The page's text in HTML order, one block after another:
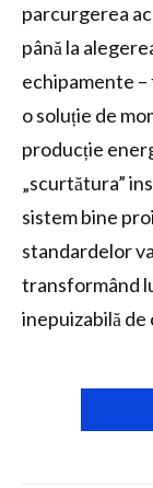
parcurgerea
până la
echipamente –
o soluție de
producție
„scurtătura”
sistem bine
standardelor
transformând
inepuizabilă